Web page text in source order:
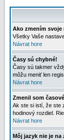
Ako zmením svoje
Všetky Vaše
Návrat hore
Časy sú chybné!
Časy sú takmer
môžu meniť len
Návrat hore
Zmenil som
Ak ste si istí, že ste
hodinový rozdiel.
Návrat hore
Môj jazyk nie je na